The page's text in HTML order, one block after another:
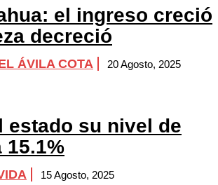
el ingreso creció
decreció
ÁVILA COTA 20 Agosto, 2025
estado su nivel de
15.1%
15 Agosto, 2025